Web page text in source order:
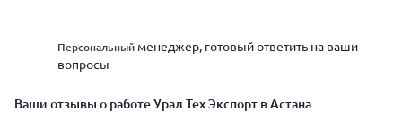
Персональный менеджер, готовый ответить на ваши
вопросы
Ваши отзывы о работе Урал Тех Экспорт в Астана